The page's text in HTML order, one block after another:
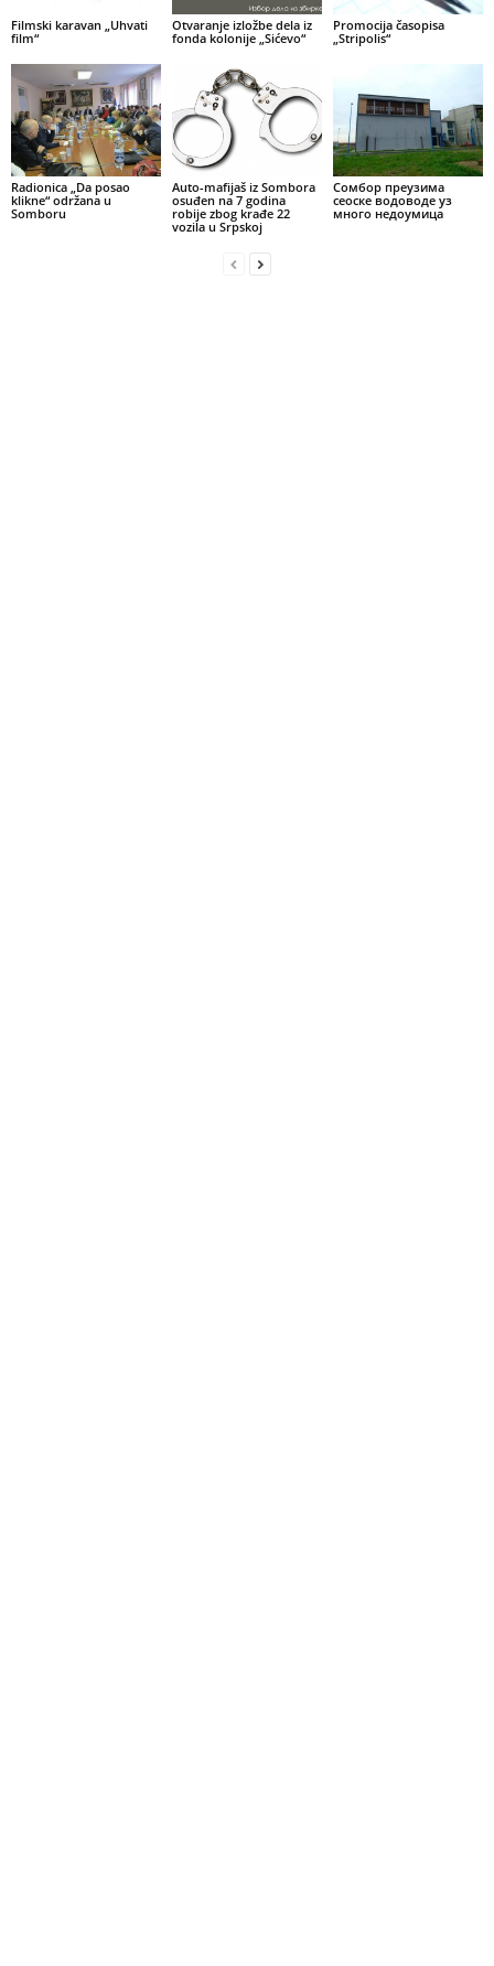
Filmski karavan „Uhvati
film“
Otvaranje izložbe dela iz
fonda kolonije „Sićevo“
Promocija časopisa
„Stripolis“
Radionica „Da posao
klikne“ održana u
Somboru
Auto-mafijaš iz Sombora
osuđen na 7 godina
robije zbog krađe 22
vozila u Srpskoj
Сомбор преузима
сеоске водоводе уз
много недоумица